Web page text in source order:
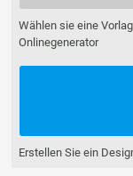
Wählen sie eine
Onlinegenerator
Erstellen Sie ein